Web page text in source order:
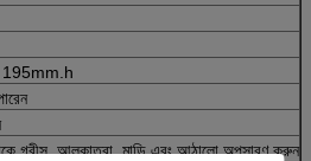
গ্রীস, আলকাতরা, মাড়ি এবং আঠালো অপসারণ করুন